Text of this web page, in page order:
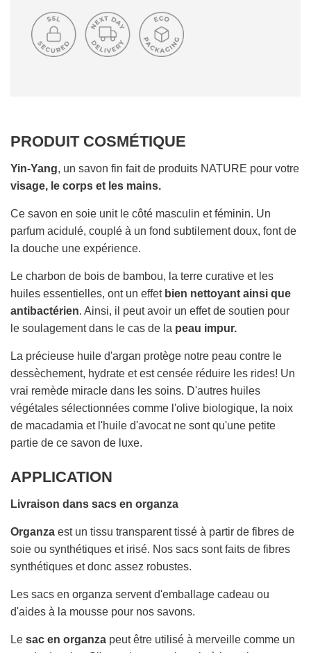
G
N
O
U
S
.
.
PRODUIT COSMÉTIQUE
Yin-Yang, un savon fin fait de produits NATURE pour votre
visage, le corps et les mains.
Ce savon en soie unit le côté masculin et féminin. Un
parfum acidulé, couplé à un fond subtilement doux, font de
la douche une expérience.
Le charbon de bois de bambou, la terre curative et les
huiles essentielles, ont un effet bien nettoyant ainsi que
antibactérien. Ainsi, il peut avoir un effet de soutien pour
le soulagement dans le cas de la peau impur.
La précieuse huile d'argan protège notre peau contre le
dessèchement, hydrate et est censée réduire les rides! Un
vrai remède miracle dans les soins. D'autres huiles
végétales sélectionnées comme l'olive biologique, la noix
de macadamia et l'huile d'avocat ne sont qu'une petite
partie de ce savon de luxe.
APPLICATION
Livraison dans sacs en organza
Organza est un tissu transparent tissé à partir de fibres de
soie ou synthétiques et irisé. Nos sacs sont faits de fibres
synthétiques et donc assez robustes.
Les sacs en organza servent d'emballage cadeau ou
d'aides à la mousse pour nos savons.
Le sac en organza peut être utilisé à merveille comme un